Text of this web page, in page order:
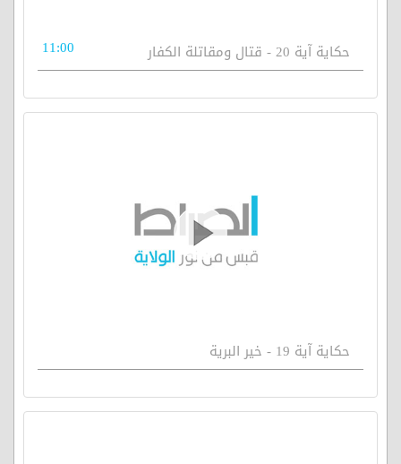
حكاية آية 20 - قتال ومقاتلة الكفار 11:00
حكاية آية 19 - خير البرية